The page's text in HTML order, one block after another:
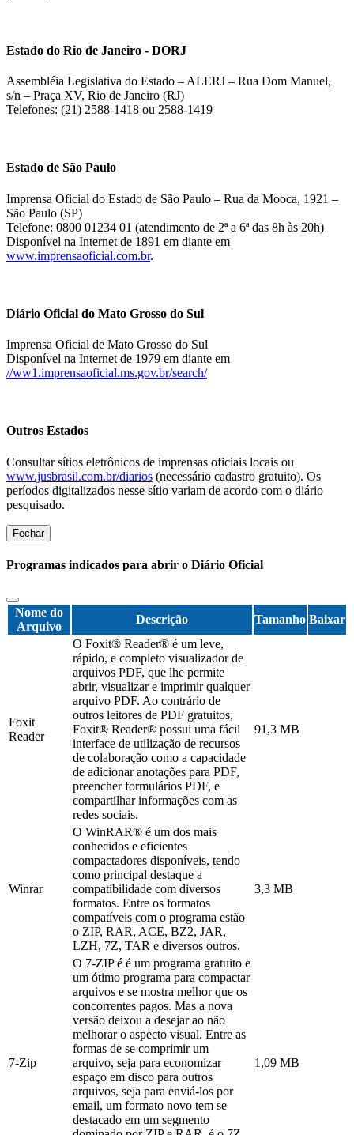
Estado do Rio de Janeiro - DORJ
Assembléia Legislativa do Estado – ALERJ – Rua Dom Manuel,
s/n – Praça XV, Rio de Janeiro (RJ)
Telefones: (21) 2588-1418 ou 2588-1419
Estado de São Paulo
Imprensa Oficial do Estado de São Paulo – Rua da Mooca, 1921 –
São Paulo (SP)
Telefone: 0800 01234 01 (atendimento de 2ª a 6ª das 8h às 20h)
Disponível na Internet de 1891 em diante em
www.imprensaoficial.com.br.
Diário Oficial do Mato Grosso do Sul
Imprensa Oficial de Mato Grosso do Sul
Disponível na Internet de 1979 em diante em
//ww1.imprensaoficial.ms.gov.br/search/
Outros Estados
Consultar sítios eletrônicos de imprensas oficiais locais ou
www.jusbrasil.com.br/diarios (necessário cadastro gratuito). Os
períodos digitalizados nesse sítio variam de acordo com o diário
pesquisado.
Fechar
Programas indicados para abrir o Diário Oficial
Nome do
Arquivo
Descrição Tamanho Baixar
Foxit
Reader
O Foxit® Reader® é um leve,
rápido, e completo visualizador de
arquivos PDF, que lhe permite
abrir, visualizar e imprimir qualquer
arquivo PDF. Ao contrário de
outros leitores de PDF gratuitos,
Foxit® Reader® possui uma fácil
interface de utilização de recursos
de colaboração como a capacidade
de adicionar anotações para PDF,
preencher formulários PDF, e
compartilhar informações com as
redes sociais.
91,3 MB
Winrar
O WinRAR® é um dos mais
conhecidos e eficientes
compactadores disponíveis, tendo
como principal destaque a
compatibilidade com diversos
formatos. Entre os formatos
compatíveis com o programa estão
o ZIP, RAR, ACE, BZ2, JAR,
LZH, 7Z, TAR e diversos outros.
3,3 MB
7-Zip
O 7-ZIP é é um programa gratuito e
um ótimo programa para compactar
arquivos e se mostra melhor que os
concorrentes pagos. Mas a nova
versão deixou a desejar ao não
melhorar o aspecto visual. Entre as
formas de se comprimir um
arquivo, seja para economizar
espaço em disco para outros
arquivos, seja para enviá-los por
email, um formato novo tem se
destacado em um segmento
1,09 MB